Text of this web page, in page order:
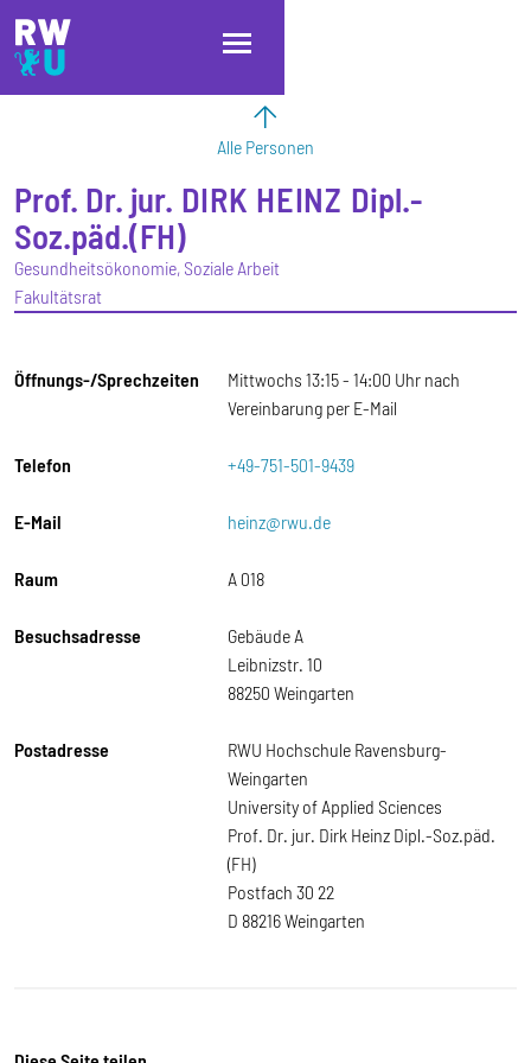
Direkt zum Inhalt
Direkt zur Hauptnavigation
Direkt zum Fußbereich
Alle Personen
Prof. Dr. jur. DIRK HEINZ Dipl.-
Soz.päd.(FH)
Gesundheitsökonomie, Soziale Arbeit
Fakultätsrat
Öffnungs-/Sprechzeiten
Mittwochs 13:15 - 14:00 Uhr nach
Vereinbarung per E-Mail
Telefon +49-751-501-9439
E-Mail heinz@rwu.de
Raum A 018
Besuchsadresse
Gebäude A
Leibnizstr. 10
88250 Weingarten
Postadresse
RWU Hochschule Ravensburg-
Weingarten
University of Applied Sciences
Prof. Dr. jur. Dirk Heinz Dipl.-Soz.päd.
(FH)
Postfach 30 22
D 88216 Weingarten